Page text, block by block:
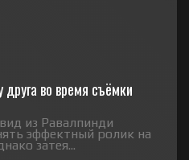
друга во время съёмки
из Равалпинди
эффектный ролик на
затея...